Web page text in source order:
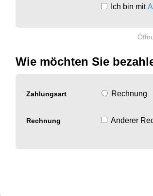
Ich bin mit
Wie möchten Sie
Zahlungsart Rechnung
Rechnung Anderer